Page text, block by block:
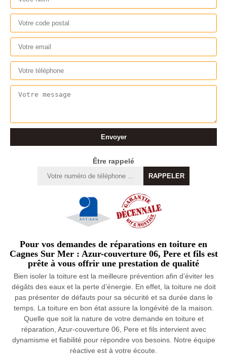
Être rappelé
Pour vos demandes de réparations en toiture en
Cagnes Sur Mer : Azur-couverture 06, Pere et fils est
prête à vous offrir une prestation de qualité
Bien isoler la toiture est la meilleure prévention afin d’éviter les
dégâts des eaux et la perte d’énergie. En effet, la toiture ne doit
pas présenter de défauts pour sa sécurité et sa durée dans le
temps. La toiture en bon état assure la longévité de la maison.
Quelle que soit la nature de votre demande en toiture et
réparation, Azur-couverture 06, Pere et fils intervient avec
dynamisme et fiabilité pour répondre vos besoins. Notre équipe
réactive est à votre écoute.